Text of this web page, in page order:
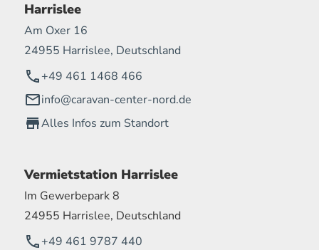
Harrislee
Am Oxer 16
24955 Harrislee, Deutschland
+49 461 1468 466
info@caravan-center-nord.de
Alles Infos zum Standort
Vermietstation Harrislee
Im Gewerbepark 8
24955 Harrislee, Deutschland
+49 461 9787 440